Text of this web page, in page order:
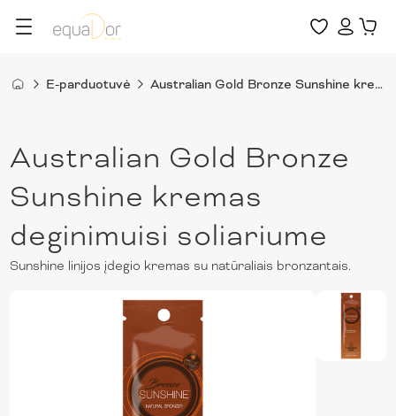
E-parduotuvė Australian Gold Bronze Sunshine kremas deginimuisi soliariume
Australian Gold Bronze
Sunshine kremas
deginimuisi soliariume
Sunshine linijos įdegio kremas su natūraliais bronzantais.